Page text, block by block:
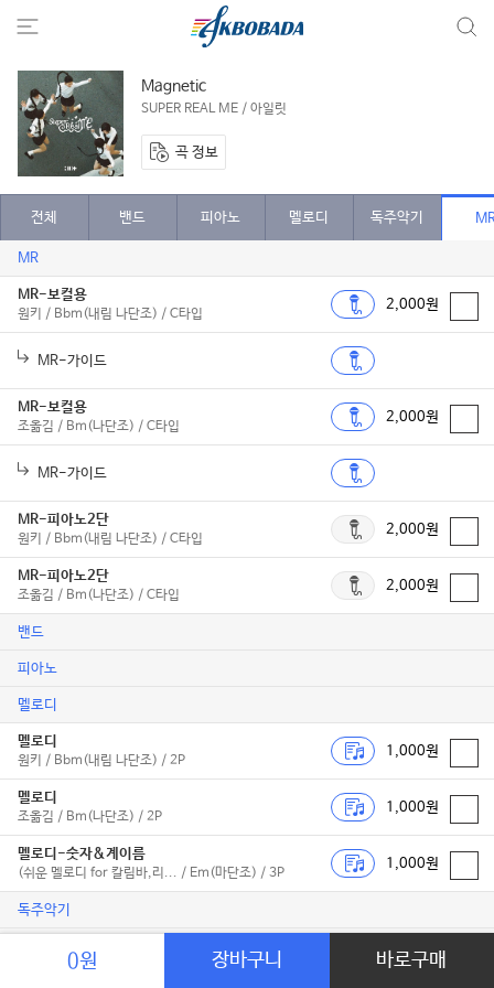
Magnetic
SUPER REAL ME / 아일릿
곡 정보
전체 밴드 피아노 멜로디 독주악기
MR
MR-보컬용
원키 / Bbm(내림 나단조) / C타입
2,000원
MR-가이드
MR-보컬용
조옮김 / Bm(나단조) / C타입
2,000원
MR-가이드
MR-피아노2단
원키 / Bbm(내림 나단조) / C타입
2,000원
MR-피아노2단
조옮김 / Bm(나단조) / C타입
2,000원
밴드
피아노
멜로디
멜로디
원키 / Bbm(내림 나단조) / 2P
1,000원
멜로디
조옮김 / Bm(나단조) / 2P
1,000원
멜로디-숫자&계이름
(쉬운 멜로디 for 칼림바,리... / Em(마단조) / 3P
1,000원
독주악기
0원 장바구니 바로구매